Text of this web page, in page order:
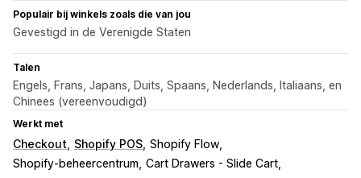
Populair bij winkels zoals die van jou
Gevestigd in de Verenigde Staten
Talen
Engels, Frans, Japans, Duits, Spaans, Nederlands, Italiaans, en
Chinees (vereenvoudigd)
Werkt met
Checkout Shopify POS Shopify Flow
Shopify-beheercentrum Cart Drawers - Slide Cart